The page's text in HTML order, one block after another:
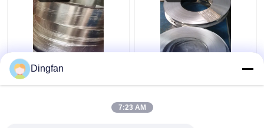
उच्च चुंबकीय पारगम्यता के
साथ डिंगफैन आयरन निकल
Dingfan
7:23 AM